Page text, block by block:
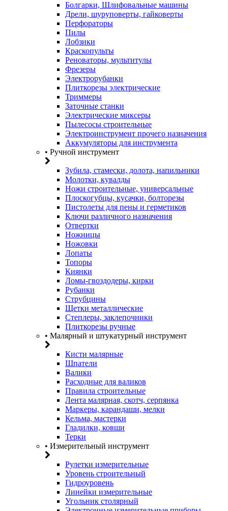
Болгарки, Шлифовальные машины
Дрели, шуруповерты, гайковерты
Перфораторы
Пилы
Лобзики
Краскопульты
Реноваторы, мультитулы
Фрезеры
Электрорубанки
Плиткорезы электрические
Триммеры
Заточные станки
Электрические миксеры
Пылесосы строительные
Электроинструмент прочего назначения
Аккумуляторы для инструмента
• Ручной инструмент
Зубила, стамески, долота, напильники
Молотки, кувалды
Ножи строительные, универсальные
Плоскогубцы, кусачки, болторезы
Пистолеты для пены и герметиков
Ключи различного назначения
Отвертки
Ножницы
Ножовки
Лопаты
Топоры
Киянки
Ломы-гвоздодеры, кирки
Рубанки
Струбцины
Щетки металлические
Степлеры, заклепочники
Плиткорезы ручные
• Малярный и штукатурный инструмент
Кисти малярные
Шпатели
Валики
Расходные для валиков
Правила строительные
Лента малярная, скотч, серпянка
Маркеры, карандаши, мелки
Кельма, мастерки
Гладилки, ковши
Терки
• Измерительный инструмент
Рулетки измерительные
Уровень строительный
Гидроуровень
Линейки измерительные
Угольник столярный